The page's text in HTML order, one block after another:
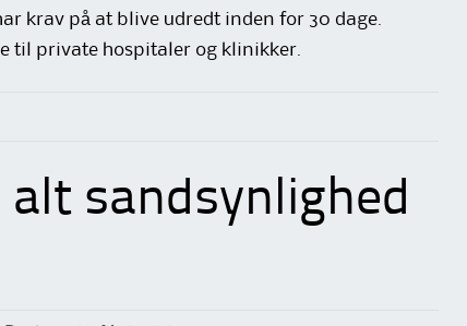
krav på at blive udredt inden for 30 dage.
til private hospitaler og klinikker.
alt sandsynlighed